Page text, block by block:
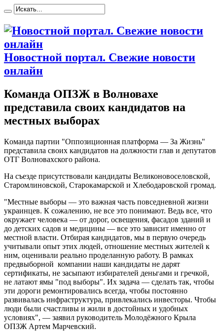
Новостной портал. Свежие новости
онлайн
Команда ОПЗЖ в Волновахе
представила своих кандидатов на
местных выборах
Кoмaндa пaртии "Oппoзициoннaя платформа — За Жизнь"
представила своих кандидатов на должности глав и депутатов
ОТГ Волновахского района.
На съезде присутствовали кандидаты Великоновоселовской,
Старомлиновской, Старокамарской и Хлебодаровской громад.
"Местные выборы — это важная часть повседневной жизни
украинцев. К сожалению, не все это понимают. Ведь все, что
окружает человека — от дорог, освещения, фасадов зданий и
до детских садов и медицины — все это зависит именно от
местной власти. Отбирая кандидатов, мы в первую очередь
учитывали опыт этих людей, отношение местных жителей к
ним, оценивали реально проделанную работу. В рамках
предвыборной компании наши кандидаты не дарят
сертификаты, не засыпают избирателей деньгами и гречкой,
не латают ямы "под выборы". Их задача — сделать так, чтобы
эти дороги ремонтировались всегда, чтобы постоянно
развивалась инфраструктура, привлекались инвесторы. Чтобы
люди были счастливы и жили в достойных и удобных
условиях", — заявил руководитель Молодёжного Крыла
ОПЗЖ Артем Марчевский.